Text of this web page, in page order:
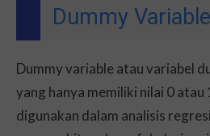
Dummy Variable
Dummy variable atau variabel
yang hanya memiliki nilai 0 atau
digunakan dalam analisis